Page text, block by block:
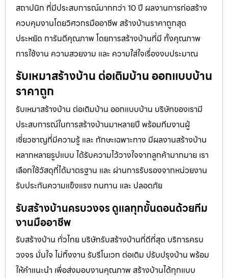
สถาปนิก ที่มีประสบการณ์มากกว่า 10 ปี ผลงานการก่อสร้าง
ควบคุมงานโดยวิศวกรมืออาชีพ สร้างบ้านราคาถูกสุด
ประหยัด การันตีคุณภาพ โดยการสร้างบ้านที่มี ทั้งคุณภาพ
การใช้งาน ความสวยงาม และ ความใส่ใจเรื่องงบประมาณ
รับเหมาสร้างบ้าน ต่อเติมบ้าน ออกแบบบ้าน
ราคาถูก
รับเหมาสร้างบ้าน ต่อเติมบ้าน ออกแบบบ้าน บริษัทของเรามี
ประสบการณ์ในการสร้างบ้านมาหลายปี พร้อมทีมงานผู้
เชี่ยวชาญที่มีความรู้ และ ทักษะเฉพาะทาง มีผลงานสร้างบ้าน
หลากหลายรูปแบบ ได้รับความไว้วางใจจากลูกค้ามากมาย เรา
เลือกใช้วัสดุที่ได้มาตรฐาน และ ผ่านการรับรองจากหน่วยงาน
รับประกันความแข็งแรง ทนทาน และ ปลอดภัย
รับสร้างบ้านครบวงจร ดูแลทุกขั้นตอนด้วยทีม
งานมืออาชีพ
รับสร้างบ้าน ทั่วไทย บริษัทรับสร้างบ้านที่ดีที่สุด บริการครบ
วงจร มั่นใจ ไม่ทิ้งงาน รับรีโนเวท ต่อเติม ปรับปรุงบ้าน พร้อม
ให้คำแนะนำ เพื่อส่งมอบงานคุณภาพ สร้างบ้านได้ทุกแบบ